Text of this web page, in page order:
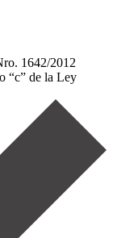
1642/2012
“c” de la Ley